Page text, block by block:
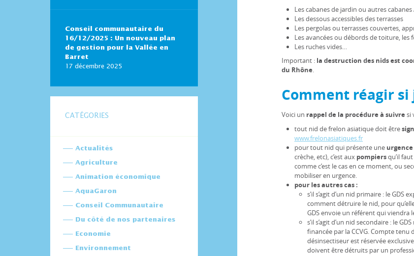
Conseil communautaire du
16/12/2025 : Un nouveau plan
de gestion pour la Vallée en
Barret
17 décembre 2025
CATÉGORIES
Actualités
Agriculture
Animation économique
AquaGaron
Conseil Communautaire
Du côté de nos partenaires
Economie
Environnement
Les cabanes de jardin ou autres
Les dessous accessibles des terrasses
Les pergolas ou terrasses couvertes,
Les avancées ou débords de toiture,
Les ruches vides…
Important : la destruction des nids est
du Rhône.
Comment réagir si
Voici un rappel de la procédure à suivre si
tout nid de frelon asiatique doit être
www.frelonasiatiques.fr
pour tout nid qui présente une urgence
crèche, etc), c’est aux pompiersqu’il
comme c’est le cas en ce moment, ou
mobiliser en urgence.
pour les autres cas :
s’il s’agit d’un nid primaire : le
comment détruire le nid, pour
GDS envoie un référent qui viendra
s’il s’agit d’un nid secondaire : le
financée par la CCVG. Compte
désinsectiseur est réservée
doivent être détruits par un